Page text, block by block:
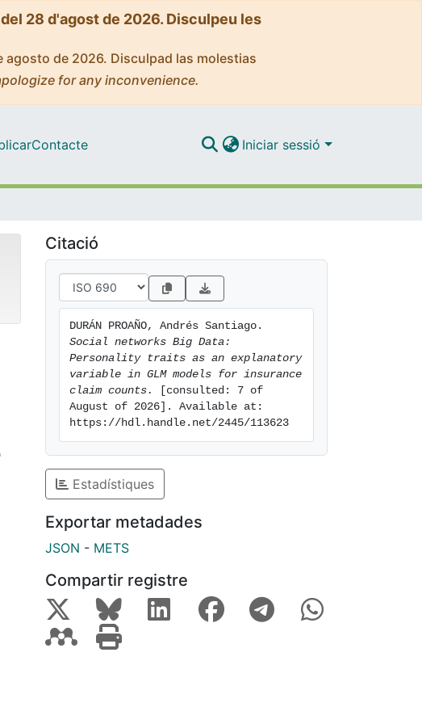
28 d'agost de 2026. Disculpeu les
de 2026. Disculpad las molestias
for any inconvenience.
Contacte Iniciar sessió
Citació
Social networks Big Data:
Personality traits as an explanatory
variable in GLM models for insurance
claim counts.
[consulted: 7 of
August of 2026]. Available at:
https://hdl.handle.net/2445/113623
Estadístiques
Exportar metadades
JSON - METS
Compartir registre